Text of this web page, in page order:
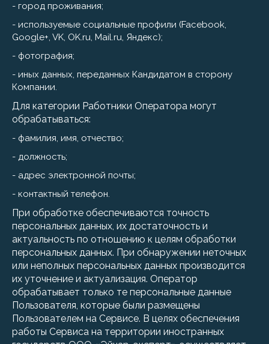
- город проживания;
- используемые социальные профили (Facebook,
Google+, VK, OK.ru, Mail.ru, Яндекс);
- фотография;
- иных данных, переданных Кандидатом в сторону
Компании.
Для категории Работники Оператора могут
обрабатываться:
- фамилия, имя, отчество;
- должность;
- адрес электронной почты;
- контактный телефон.
При обработке обеспечиваются точность
персональных данных, их достаточность и
актуальность по отношению к целям обработки
персональных данных. При обнаружении неточных
или неполных персональных данных производится
их уточнение и актуализация. Оператор
обрабатывает только те персональные данные
Пользователя, которые были размещены
Пользователем на Сервисе. В целях обеспечения
работы Сервиса на территории иностранных